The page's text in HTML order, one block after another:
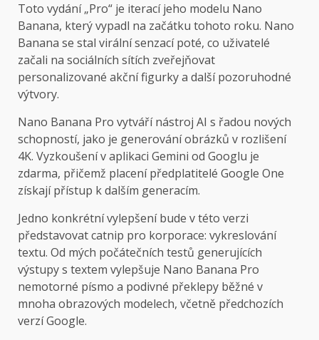
Toto vydání „Pro“ je iterací jeho modelu Nano
Banana, který vypadl na začátku tohoto roku. Nano
Banana se stal virální senzací poté, co uživatelé
začali na sociálních sítích zveřejňovat
personalizované akční figurky a další pozoruhodné
výtvory.
Nano Banana Pro vytváří nástroj AI s řadou nových
schopností, jako je generování obrázků v rozlišení
4K. Vyzkoušení v aplikaci Gemini od Googlu je
zdarma, přičemž placení předplatitelé Google One
získají přístup k dalším generacím.
Jedno konkrétní vylepšení bude v této verzi
představovat catnip pro korporace: vykreslování
textu. Od mých počátečních testů generujících
výstupy s textem vylepšuje Nano Banana Pro
nemotorné písmo a podivné překlepy běžné v
mnoha obrazových modelech, včetně předchozích
verzí Google.